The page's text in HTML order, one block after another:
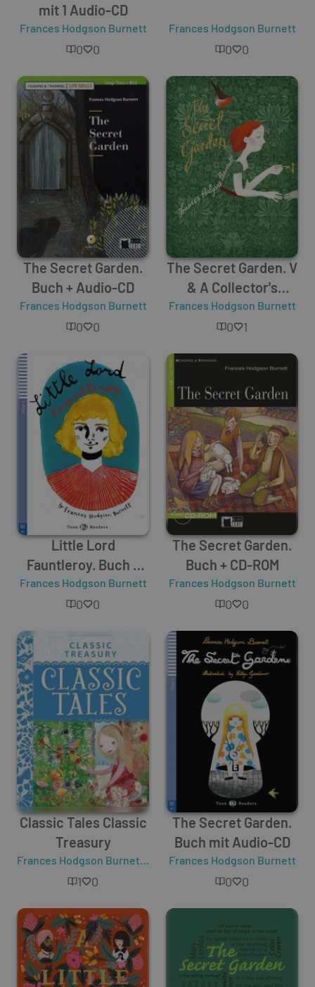
mit 1 Audio-CD
Frances Hodgson Burnett
0 0
Frances Hodgson Burnett
0 0
The Secret Garden.
Buch + Audio-CD
Frances Hodgson Burnett
0 0
The Secret Garden. V
& A Collector's
Edition
Frances Hodgson Burnett
0 1
Little Lord
Fauntleroy. Buch +
Audio-CD
Frances Hodgson Burnett
0 0
The Secret Garden.
Buch + CD-ROM
Frances Hodgson Burnett
0 0
Classic Tales Classic
Treasury
Frances Hodgson Burnett
, Louisa May Alcott
1 0
The Secret Garden.
Buch mit Audio-CD
Frances Hodgson Burnett
0 0